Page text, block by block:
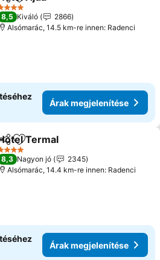
Hozzáadás a kedvencekhez
Kategória
8,5 Kiváló
2866
Alsómarác, 14.5 km-re innen: Radenci
Árak megjelenítése
Hozzáadás a kedvencekhez
Termal
Kategória
8,3 Nagyon jó
2345
Alsómarác, 14.4 km-re innen: Radenci
Árak megjelenítése